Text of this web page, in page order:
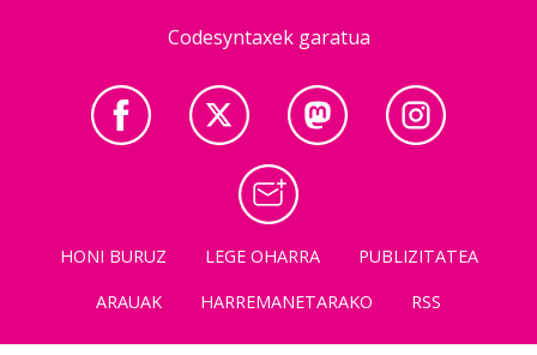
Codesyntaxek garatua
HONI BURUZ LEGE OHARRA
PUBLIZITATEA
ARAUAK
HARREMANETARAKO RSS